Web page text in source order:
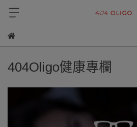
404Oligo健康專欄